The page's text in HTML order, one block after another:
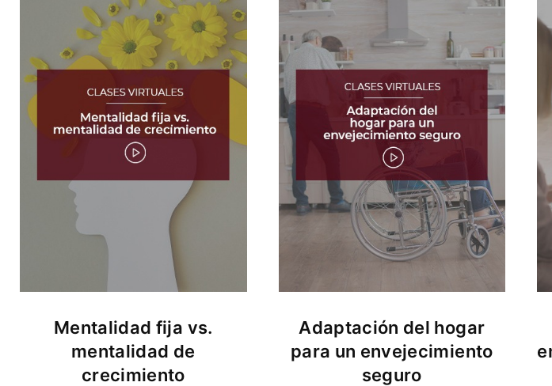
Mentalidad fija vs.
mentalidad de
crecimiento
Adaptación del hogar
para un envejecimiento
seguro